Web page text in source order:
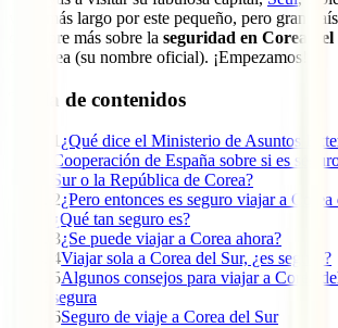
viaje más largo por este pequeño, pero gran
descubre más sobre la seguridad en Corea
de Corea (su nombre oficial). ¡Empezamos!
Tabla de contenidos
1 ¿Qué dice el Ministerio de Asuntos
Cooperación de España sobre si es
Sur o la República de Corea?
2¿Pero entonces es seguro viajar a Corea
¿Qué tan seguro es?
3¿Se puede viajar a Corea ahora?
4Viajar sola a Corea del Sur, ¿es seguro?
5Algunos consejos para viajar a Corea
segura
6Seguro de viaje a Corea del Sur